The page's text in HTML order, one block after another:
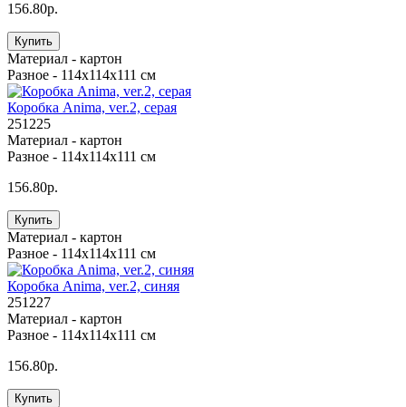
156.80р.
Купить
Материал - картон
Разное - 114х114х111 см
Коробка Anima, ver.2, серая
251225
Материал - картон
Разное - 114х114х111 см
156.80р.
Купить
Материал - картон
Разное - 114х114х111 см
Коробка Anima, ver.2, синяя
251227
Материал - картон
Разное - 114х114х111 см
156.80р.
Купить